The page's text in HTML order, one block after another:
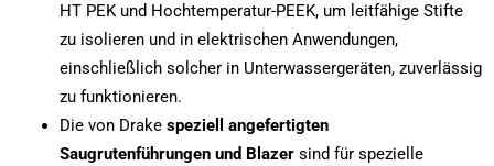
HT PEK und Hochtemperatur-PEEK, um leitfähige Stifte
zu isolieren und in elektrischen Anwendungen,
einschließlich solcher in Unterwassergeräten, zuverlässig
zu funktionieren.
Die von Drake speziell angefertigten
Saugrutenführungen und Blazersind für spezielle